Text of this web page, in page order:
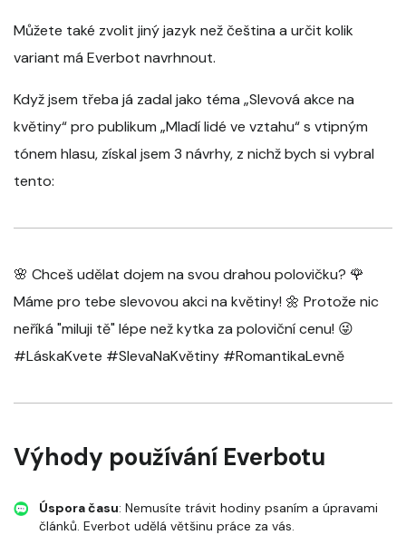
Můžete také zvolit jiný jazyk než čeština a určit kolik
variant má Everbot navrhnout.
Když jsem třeba já zadal jako téma „Slevová akce na
květiny“ pro publikum „Mladí lidé ve vztahu“ s vtipným
tónem hlasu, získal jsem 3 návrhy, z nichž bych si vybral
tento:
🌸 Chceš udělat dojem na svou drahou polovičku? 🌹
Máme pro tebe slevovou akci na květiny! 🌼 Protože nic
neříká "miluji tě" lépe než kytka za poloviční cenu! 😜
#LáskaKvete #SlevaNaKvětiny #RomantikaLevně
Výhody používání Everbotu
Úspora času: Nemusíte trávit hodiny psaním a úpravami
článků. Everbot udělá většinu práce za vás.